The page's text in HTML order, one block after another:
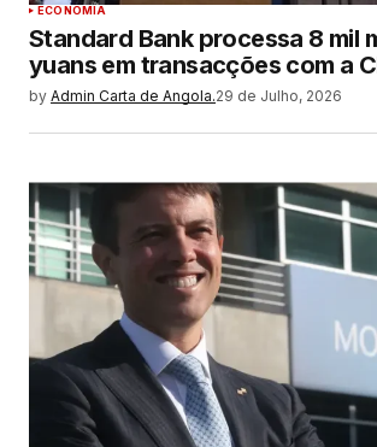
ECONOMIA
Standard Bank processa 8 mil
yuans em transacções com a
by Admin Carta de Angola.29 de Julho, 2026